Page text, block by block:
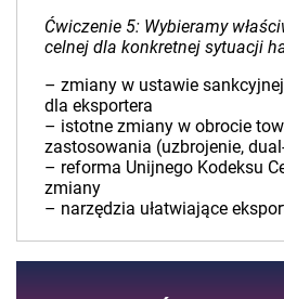
Ćwiczenie 5: Wybieramy
celnej dla konkretnej sytuacji
– zmiany w ustawie
dla eksportera
– istotne zmiany w obrocie
zastosowania (uzbrojenie,
– reforma Unijnego Kodeksu
zmiany
– narzędzia ułatwiające